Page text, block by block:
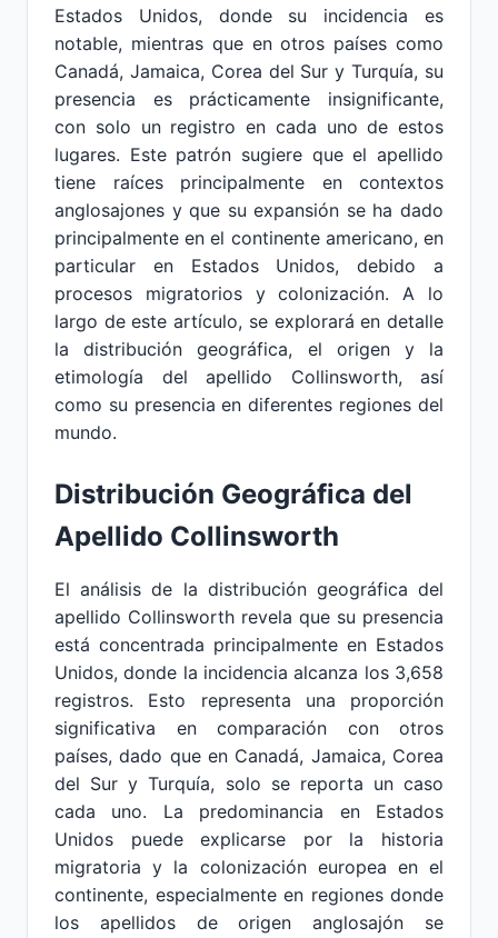
Estados Unidos, donde su incidencia es
notable, mientras que en otros países como
Canadá, Jamaica, Corea del Sur y Turquía, su
presencia es prácticamente insignificante,
con solo un registro en cada uno de estos
lugares. Este patrón sugiere que el apellido
tiene raíces principalmente en contextos
anglosajones y que su expansión se ha dado
principalmente en el continente americano, en
particular en Estados Unidos, debido a
procesos migratorios y colonización. A lo
largo de este artículo, se explorará en detalle
la distribución geográfica, el origen y la
etimología del apellido Collinsworth, así
como su presencia en diferentes regiones del
mundo.
Distribución Geográfica del
Apellido Collinsworth
El análisis de la distribución geográfica del
apellido Collinsworth revela que su presencia
está concentrada principalmente en Estados
Unidos, donde la incidencia alcanza los 3,658
registros. Esto representa una proporción
significativa en comparación con otros
países, dado que en Canadá, Jamaica, Corea
del Sur y Turquía, solo se reporta un caso
cada uno. La predominancia en Estados
Unidos puede explicarse por la historia
migratoria y la colonización europea en el
continente, especialmente en regiones donde
los apellidos de origen anglosajón se